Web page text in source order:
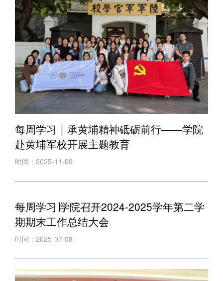
每周学习｜承黄埔精神砥砺前行——学院
赴黄埔军校开展主题教育
时间：2025-11-09
每周学习∣学院召开2024-2025学年第二学
期期末工作总结大会
时间：2025-07-08